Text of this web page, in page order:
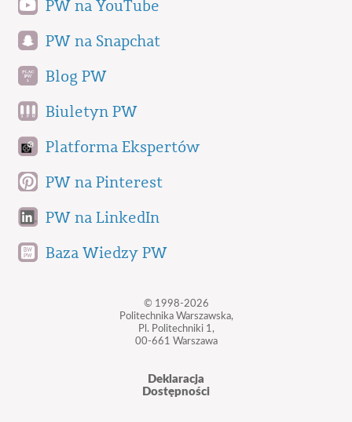
PW na YouTube
PW na Snapchat
Blog PW
Biuletyn PW
Platforma Ekspertów
PW na Pinterest
PW na LinkedIn
Baza Wiedzy PW
© 1998-2026
Politechnika Warszawska,
Pl. Politechniki 1,
00-661 Warszawa
Deklaracja
Dostępności